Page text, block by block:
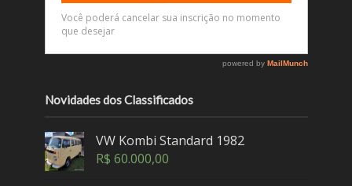
Novidades dos Classificados
VW Kombi Standard 1982
R$ 60.000,00